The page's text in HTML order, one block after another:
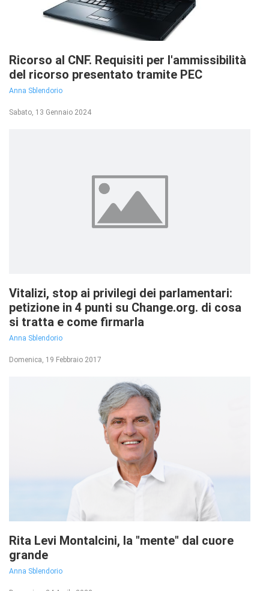
Ricorso al CNF. Requisiti per l'ammissibilità
del ricorso presentato tramite PEC
Anna Sblendorio
Sabato, 13 Gennaio 2024
Vitalizi, stop ai privilegi dei parlamentari:
petizione in 4 punti su Change.org. di cosa
si tratta e come firmarla
Anna Sblendorio
Domenica, 19 Febbraio 2017
Rita Levi Montalcini, la "mente" dal cuore
grande
Anna Sblendorio